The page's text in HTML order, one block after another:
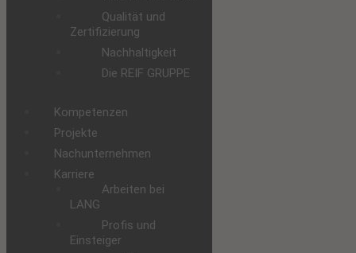
Qualität und
Zertifizierung
Nachhaltigkeit
Die REIF GRUPPE
Kompetenzen
Projekte
Nachunternehmen
Karriere
Arbeiten bei
LANG
Profis und
Einsteiger